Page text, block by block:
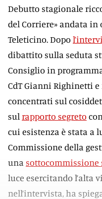
Debutto stagionale
del Corriere» andata in
Teleticino. Dopo
dibattito sulla seduta
Consiglio in
CdT Gianni Righinetti
concentrati sul
sul rapporto segreto
cui esistenza è stata a
Commissione della
una sottocommissione
luce esercitando l’alta
nell’intervista, ha